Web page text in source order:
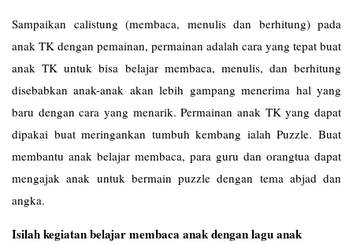
Sampaikan calistung (membaca, menulis dan berhitung) pada
anak TK dengan pemainan, permainan adalah cara yang tepat buat
anak TK untuk bisa belajar membaca, menulis, dan berhitung
disebabkan anak-anak akan lebih gampang menerima hal yang
baru dengan cara yang menarik. Permainan anak TK yang dapat
dipakai buat meringankan tumbuh kembang ialah Puzzle. Buat
membantu anak belajar membaca, para guru dan orangtua dapat
mengajak anak untuk bermain puzzle dengan tema abjad dan
angka.
Isilah kegiatan belajar membaca anak dengan lagu anak